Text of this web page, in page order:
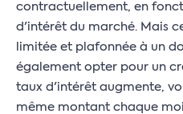
contractuellement, en
d'intérêt du marché. Mais
limitée et plafonnée à un
également opter pour un
taux d'intérêt augmente,
même montant chaque